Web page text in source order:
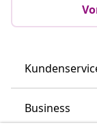
Business